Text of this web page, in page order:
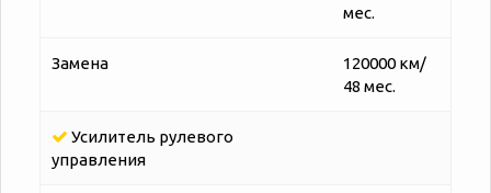
мес.
Замена
120000 км/
48 мес.
Усилитель рулевого
управления